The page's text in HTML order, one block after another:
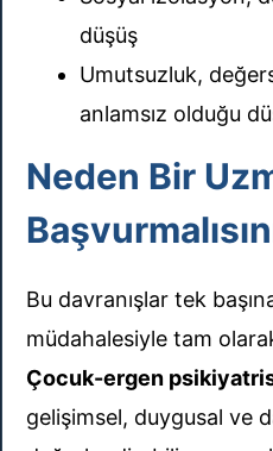
düşüş
Umutsuzluk,
anlamsız olduğu
Neden Bir
Bu davranışlar tek
müdahalesiyle tam
Çocuk-ergen
gelişimsel, duygusal ve